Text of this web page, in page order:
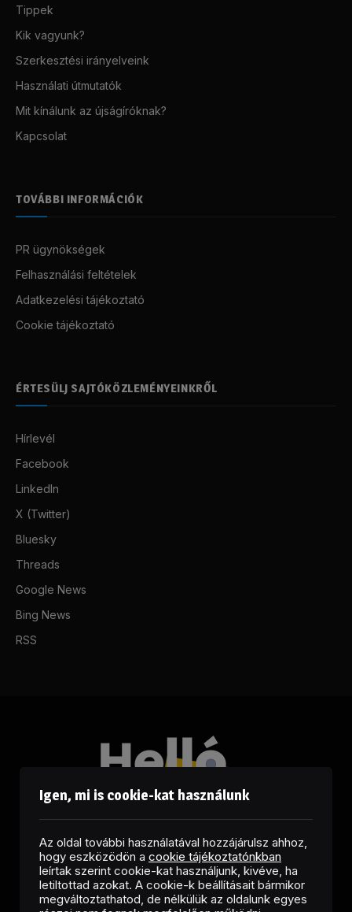
Tippek
Kik vagyunk?
Szerkesztési irányelveink
Használati útmutatók
Mit kínálunk az újságíróknak?
Kapcsolat
TOVÁBBI INFORMÁCIÓK
PR ügynökségek
Felhasználási feltételek
Adatkezelési tájékoztató
Cookie tájékoztató
ÉRTESÜLJ SAJTÓKÖZLEMÉNYEINKRŐL
Hírlevél
Facebook
LinkedIn
X (Twitter)
Bluesky
Threads
Google News
Bing News
RSS
FacebookLinkedInX
RSS
Igen, mi is cookie-kat használunk
Az oldal további használatával hozzájárulsz ahhoz,
hogy eszközödön a cookie tájékoztatónkban
leírtak szerint cookie-kat használjunk, kivéve, ha
letiltottad azokat. A cookie-k beállításait bármikor
megváltoztathatod, de nélkülük az oldalunk egyes